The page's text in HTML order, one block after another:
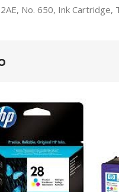
No. 650, Ink